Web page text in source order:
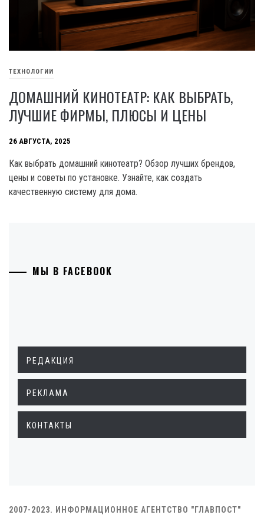
ТЕХНОЛОГИИ
ДОМАШНИЙ КИНОТЕАТР: КАК ВЫБРАТЬ,
ЛУЧШИЕ ФИРМЫ, ПЛЮСЫ И ЦЕНЫ
26 АВГУСТА, 2025
Как выбрать домашний кинотеатр? Обзор лучших брендов,
цены и советы по установке. Узнайте, как создать
качественную систему для дома.
МЫ В FACEBOOK
РЕДАКЦИЯ
РЕКЛАМА
КОНТАКТЫ
2007-2023. ИНФОРМАЦИОННОЕ АГЕНТСТВО "ГЛАВПОСТ"